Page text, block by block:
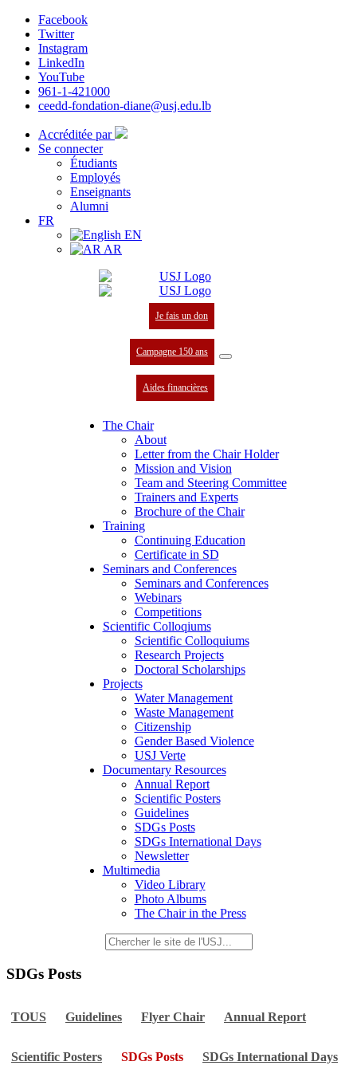
Facebook
Twitter
Instagram
LinkedIn
YouTube
961-1-421000
ceedd-fondation-diane@usj.edu.lb
Accréditée par
Se connecter
Étudiants
Employés
Enseignants
Alumni
FR
EN
AR
Je fais un don
Campagne 150 ans
Aides financières
The Chair
About
Letter from the Chair Holder
Mission and Vision
Team and Steering Committee
Trainers and Experts
Brochure of the Chair
Training
Continuing Education
Certificate in SD
Seminars and Conferences
Seminars and Conferences
Webinars
Competitions
Scientific Colloqiums
Scientific Colloquiums
Research Projects
Doctoral Scholarships
Projects
Water Management
Waste Management
Citizenship
Gender Based Violence
USJ Verte
Documentary Resources
Annual Report
Scientific Posters
Guidelines
SDGs Posts
SDGs International Days
Newsletter
Multimedia
Video Library
Photo Albums
The Chair in the Press
SDGs Posts
TOUS Guidelines Flyer Chair Annual Report
Scientific Posters SDGs Posts SDGs International Days